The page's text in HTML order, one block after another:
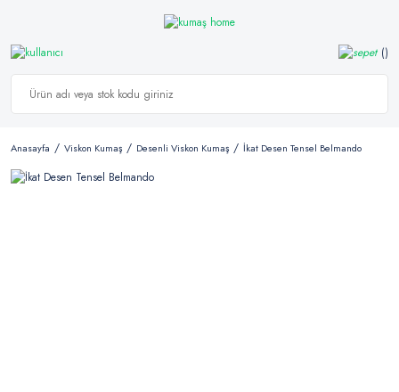
Anasayfa Viskon Kumaş Desenli Viskon Kumaş İkat Desen Tensel Belmando